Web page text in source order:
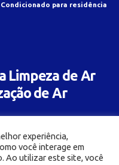
para residência
Limpeza de Ar
de Ar
experiência,
você interage em
Ao utilizar este site, você